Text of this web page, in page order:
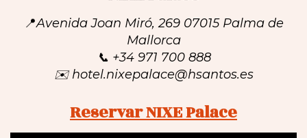
📍Avenida Joan Miró, 269 07015 Palma de
Mallorca
📞 +34 971 700 888
✉️ hotel.nixepalace@hsantos.es
Reservar NIXE Palace